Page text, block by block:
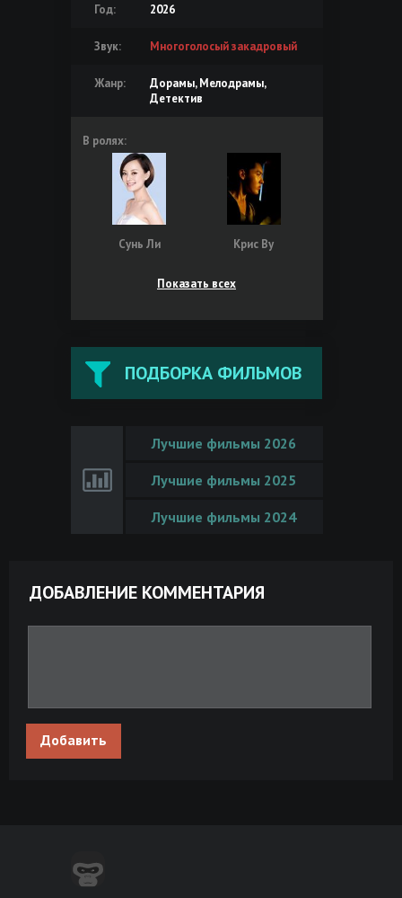
Год: 2026
Звук: Многоголосый закадровый
Жанр:
Дорамы, Мелодрамы,
Детектив
В ролях:
Сунь Ли Крис Ву
Показать всех
ПОДБОРКА ФИЛЬМОВ
Лучшие фильмы 2026
Лучшие фильмы 2025
Лучшие фильмы 2024
ДОБАВЛЕНИЕ КОММЕНТАРИЯ
Добавить